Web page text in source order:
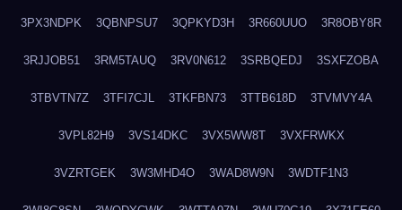
3PX3NDPK 3QBNPSU7 3QPKYD3H 3R660UUO 3R8OBY8R
3RJJOB51 3RM5TAUQ 3RV0N612 3SRBQEDJ 3SXFZOBA
3TBVTN7Z 3TFI7CJL 3TKFBN73 3TTB618D 3TVMVY4A
3VPL82H9 3VS14DKC 3VX5WW8T 3VXFRWKX
3VZRTGEK 3W3MHD4O 3WAD8W9N 3WDTF1N3